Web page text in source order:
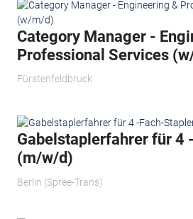
Category Manager -
Professional Services
Fürstenfeldbruck
Gabelstaplerfahrer für 4
(m/w/d)
Berlin (Spree-Trans)